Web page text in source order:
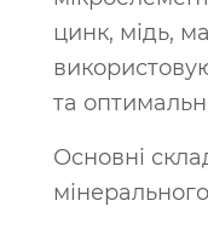
цинк, мідь,
та
Основні